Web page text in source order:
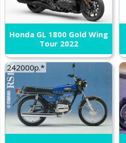
Honda GL 1800 Gold Wing
Tour 2022
242000р.*